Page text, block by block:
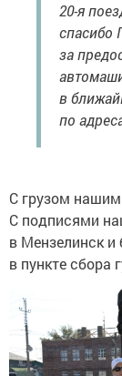
20-я
спасибо
за
в
по
С грузом
С подписями
в Мензелинск
в пункте сбора